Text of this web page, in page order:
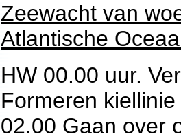
Zeewacht van
Atlantische
HW 00.00 uur.
Formeren
02.00 Gaan over